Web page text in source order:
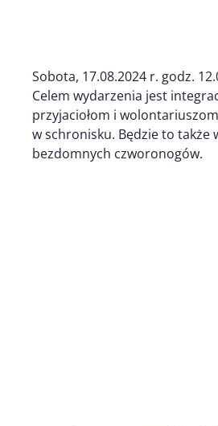
Sobota, 17.08.2024 r. godz.
Celem wydarzenia jest
przyjaciołom i
w schronisku. Będzie to
bezdomnych czworonogów.